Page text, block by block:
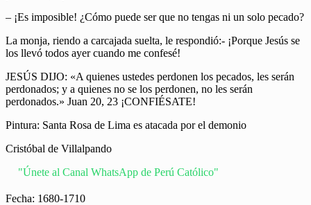
– ¡Es imposible! ¿Cómo puede ser que no tengas ni un solo pecado?
La monja, riendo a carcajada suelta, le respondió:- ¡Porque Jesús se
los llevó todos ayer cuando me confesé!
JESÚS DIJO: «A quienes ustedes perdonen los pecados, les serán
perdonados; y a quienes no se los perdonen, no les serán
perdonados.» Juan 20, 23 ¡CONFIÉSATE!
Pintura: Santa Rosa de Lima es atacada por el demonio
Cristóbal de Villalpando
"Únete al Canal WhatsApp de Perú Católico"
Fecha: 1680-1710